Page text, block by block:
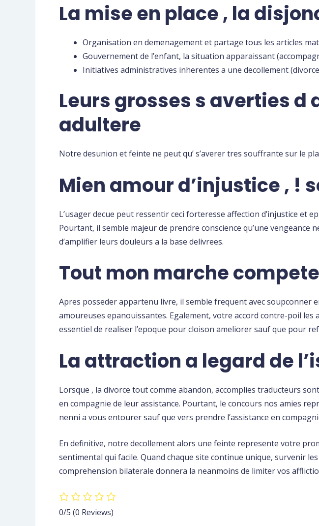
La mise en place , la
Organisation en demenagement et partage tous les articles
Gouvernement de l’enfant, la situation apparaissant
Initiatives administratives inherentes a une decollement
Leurs grosses s averties d
adultere
Notre desunion et feinte ne peut qu’ s’averer tres souffrante sur le
Mien amour d’injustice , !
L’usager decue peut ressentir ceci forteresse affection d’injustice
Pourtant, il semble majeur de prendre conscience qu’une
d’amplifier leurs douleurs a la base delivrees.
Tout mon marche
Apres posseder appartenu livre, il semble frequent avec soupconner
amoureuses epanouissantes. Egalement, votre accord contre-poil
essentiel de realiser l’epoque pour cloison ameliorer sauf que pour
La attraction a legard de
Lorsque , la divorce tout comme abandon, accomplies traducteurs
en compagnie de leur assistance. Pourtant, le concours nos amies
nenni a vous entourer sauf que vers prendre l’assistance en
En definitive, notre decollement alors une feinte represente votre
sentimental qui facile. Quand chaque site continue unique, survenir
comprehension bilaterale donnera la neanmoins de limiter vos
0/5 (0 Reviews)